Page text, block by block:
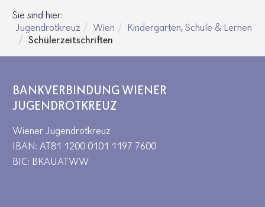
Sie sind hier:
Jugendrotkreuz
Wien
Kindergarten, Schule & Lernen
Schülerzeitschriften
BANKVERBINDUNG WIENER
JUGENDROTKREUZ
Wiener Jugendrotkreuz
IBAN: AT81 1200 0101 1197 7600
BIC: BKAUATWW